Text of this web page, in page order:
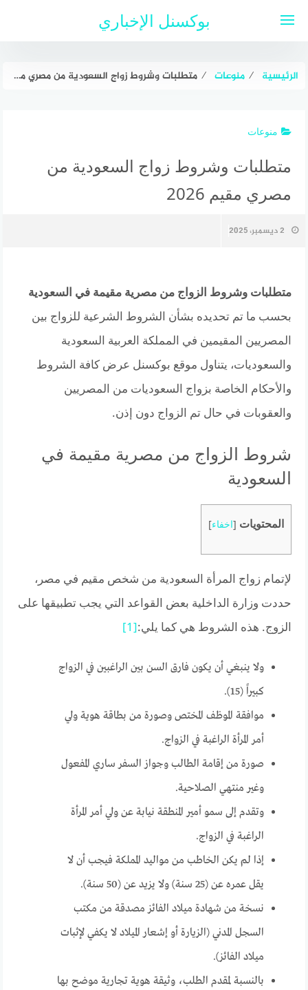
بوكسنل الإخباري
الرئيسية ⁄ منوعات ⁄ متطلبات وشروط زواج السعودية من مصري مقيم 2026
منوعات
متطلبات وشروط زواج السعودية من
مصري مقيم 2026
2 ديسمبر، 2025
متطلبات وشروط الزواج من مصرية مقيمة في السعودية
بحسب ما تم تحديده بشأن الشروط الشرعية للزواج بين
المصريين المقيمين في المملكة العربية السعودية
والسعوديات، يتناول موقع بوكسنل عرض كافة الشروط
والأحكام الخاصة بزواج السعوديات من المصريين
والعقوبات في حال تم الزواج دون إذن.
شروط الزواج من مصرية مقيمة في
السعودية
المحتويات [اخفاء]
لإتمام زواج المرأة السعودية من شخص مقيم في مصر،
حددت وزارة الداخلية بعض القواعد التي يجب تطبيقها على
الزوج. هذه الشروط هي كما يلي:[1]
ولا ينبغي أن يكون فارق السن بين الراغبين في الزواج
كبيراً (15).
موافقة الموظف المختص وصورة من بطاقة هوية ولي
أمر المرأة الراغبة في الزواج.
صورة من إقامة الطالب وجواز السفر ساري المفعول
وغير منتهي الصلاحية.
وتقدم إلى سمو أمير المنطقة نيابة عن ولي أمر المرأة
الراغبة في الزواج.
إذا لم يكن الخاطب من مواليد المملكة فيجب أن لا
يقل عمره عن (25 سنة) ولا يزيد عن (50 سنة).
نسخة من شهادة ميلاد الفائز مصدقة من مكتب
السجل المدني (الزيارة أو إشعار الميلاد لا يكفي لإثبات
ميلاد الفائز).
بالنسبة لمقدم الطلب، وثيقة هوية تجارية موضح بها